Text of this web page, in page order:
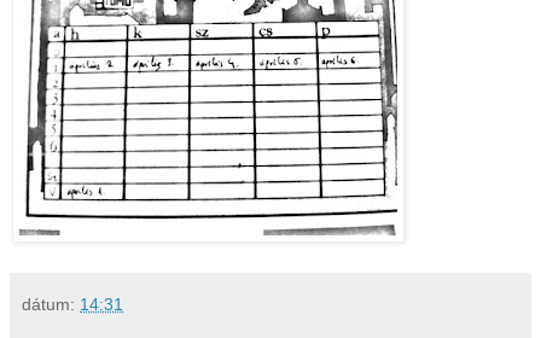
dátum: 14:31